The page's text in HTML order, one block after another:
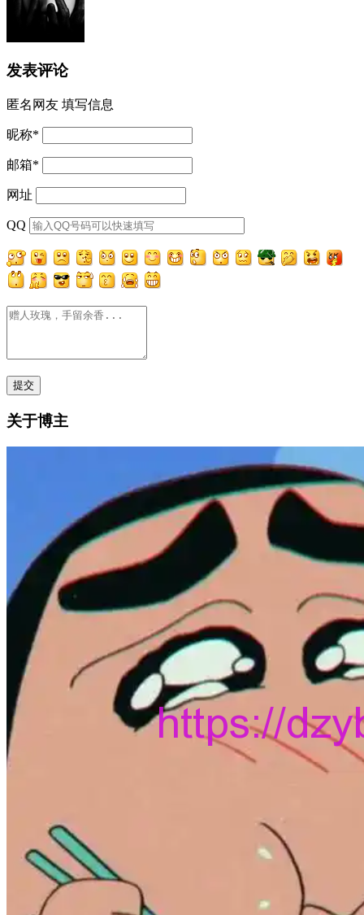
发表评论
匿名网友 填写信息
昵称*
邮箱*
网址
QQ
关于博主